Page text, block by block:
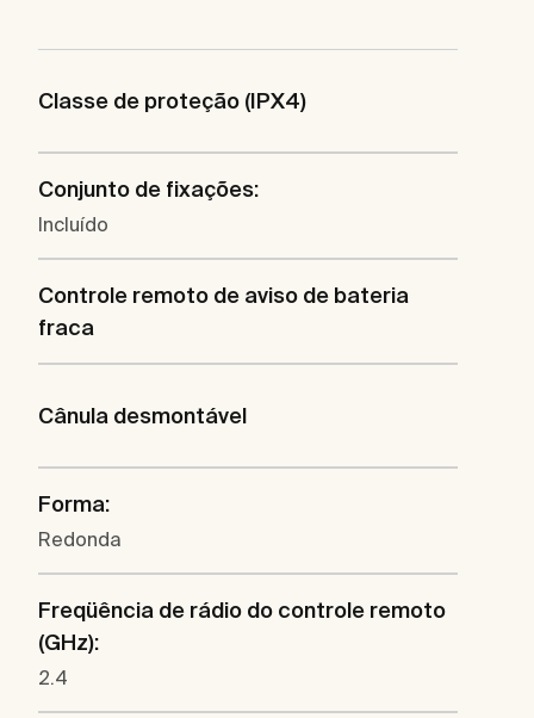
Classe de proteção (IPX4)
Conjunto de fixações:
Incluído
Controle remoto de aviso de bateria
fraca
Cânula desmontável
Forma:
Redonda
Freqüência de rádio do controle remoto
(GHz):
2.4